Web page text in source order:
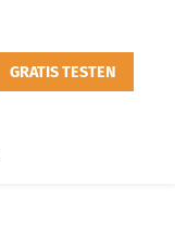
GRATIS TESTEN